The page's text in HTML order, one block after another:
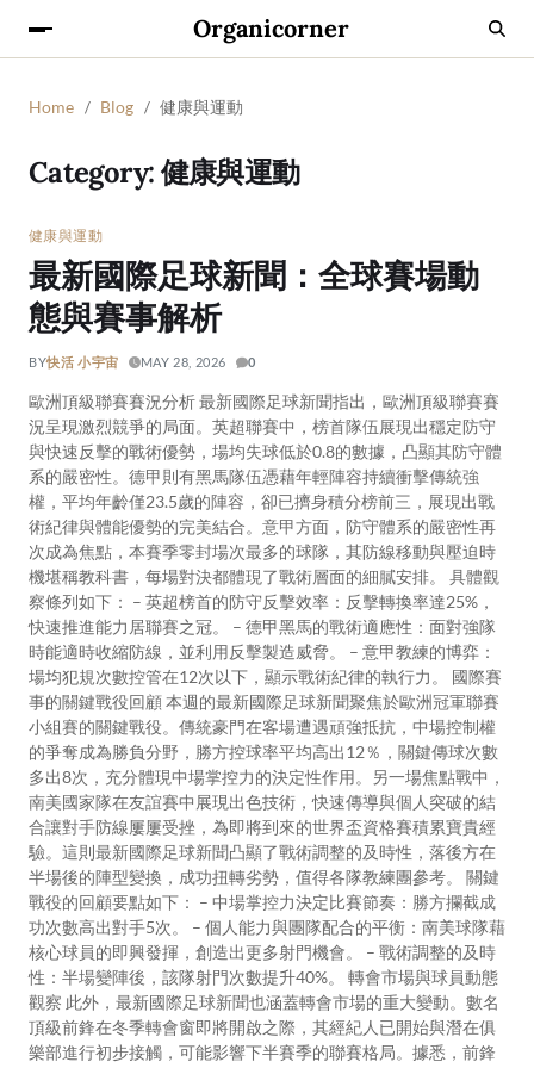
Organicorner
Home Blog 健康與運動
Category:健康與運動
健康與運動
最新國際足球新聞：全球賽場動
態與賽事解析
BY快活 小宇宙 MAY 28, 2026 0
歐洲頂級聯賽賽況分析 最新國際足球新聞指出，歐洲頂級聯賽賽
況呈現激烈競爭的局面。英超聯賽中，榜首隊伍展現出穩定防守
與快速反擊的戰術優勢，場均失球低於0.8的數據，凸顯其防守體
系的嚴密性。德甲則有黑馬隊伍憑藉年輕陣容持續衝擊傳統強
權，平均年齡僅23.5歲的陣容，卻已擠身積分榜前三，展現出戰
術紀律與體能優勢的完美結合。意甲方面，防守體系的嚴密性再
次成為焦點，本賽季零封場次最多的球隊，其防線移動與壓迫時
機堪稱教科書，每場對決都體現了戰術層面的細膩安排。 具體觀
察條列如下： – 英超榜首的防守反擊效率：反擊轉換率達25%，
快速推進能力居聯賽之冠。 – 德甲黑馬的戰術適應性：面對強隊
時能適時收縮防線，並利用反擊製造威脅。 – 意甲教練的博弈：
場均犯規次數控管在12次以下，顯示戰術紀律的執行力。 國際賽
事的關鍵戰役回顧 本週的最新國際足球新聞聚焦於歐洲冠軍聯賽
小組賽的關鍵戰役。傳統豪門在客場遭遇頑強抵抗，中場控制權
的爭奪成為勝負分野，勝方控球率平均高出12％，關鍵傳球次數
多出8次，充分體現中場掌控力的決定性作用。另一場焦點戰中，
南美國家隊在友誼賽中展現出色技術，快速傳導與個人突破的結
合讓對手防線屢屢受挫，為即將到來的世界盃資格賽積累寶貴經
驗。這則最新國際足球新聞凸顯了戰術調整的及時性，落後方在
半場後的陣型變換，成功扭轉劣勢，值得各隊教練團參考。 關鍵
戰役的回顧要點如下： – 中場掌控力決定比賽節奏：勝方攔截成
功次數高出對手5次。 – 個人能力與團隊配合的平衡：南美球隊藉
核心球員的即興發揮，創造出更多射門機會。 – 戰術調整的及時
性：半場變陣後，該隊射門次數提升40%。 轉會市場與球員動態
觀察 此外，最新國際足球新聞也涵蓋轉會市場的重大變動。數名
頂級前鋒在冬季轉會窗即將開啟之際，其經紀人已開始與潛在俱
樂部進行初步接觸，可能影響下半賽季的聯賽格局。據悉，前鋒